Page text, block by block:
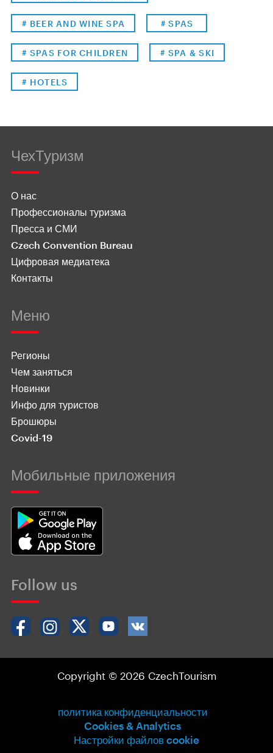
# BEER AND WINE SPA # SPAS
# SPAS FOR CHILDREN # SPA & SKI
# HOTELS
ЧехТуризм
О нас
Профессионалы туризма
Пресса и СМИ
Czech Convention Bureau
Цифровая медиатека
Контакты
Меню
Регионы
Чем заняться
Новинки
Инфо для туристов
Брошюры
Covid-19
Мобильные приложения
Follow us
Copyright © 2026 CzechTourism
политика конфиденциальности
Cookies & Analytics
Настройки файлов cookie